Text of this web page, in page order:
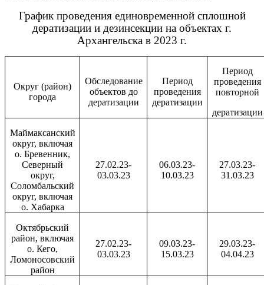
График проведения единовременной сплошной
дератизации и дезинсекции на объектах г.
Архангельска в 2023 г.
Округ (район)
города
Обследование
объектов до
дератизации
Период
проведения
дератизации
Период
проведения
повторной
дератизации
Маймаксанский
округ, включая
о. Бревенник,
Северный
округ,
Соломбальский
округ, включая
о. Хабарка
27.02.23-
03.03.23
06.03.23-
10.03.23
27.03.23-
31.03.23
Октябрьский
район, включая
о. Кего,
Ломоносовский
район
27.02.23-
03.03.23
09.03.23-
15.03.23
29.03.23-
04.04.23